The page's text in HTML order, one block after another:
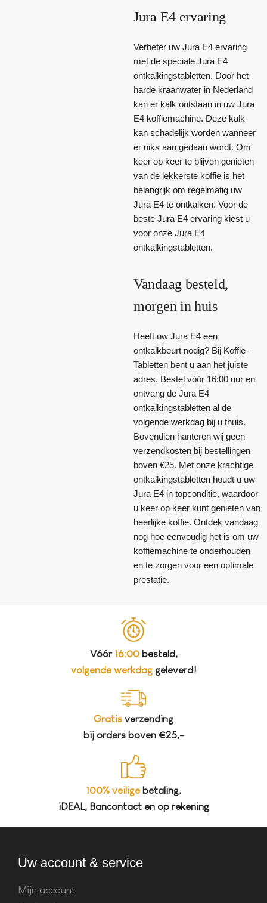
Jura E4 ervaring
Verbeter uw Jura E4 ervaring
met de speciale Jura E4
ontkalkingstabletten. Door het
harde kraanwater in Nederland
kan er kalk ontstaan in uw Jura
E4 koffiemachine. Deze kalk
kan schadelijk worden wanneer
er niks aan gedaan wordt. Om
keer op keer te blijven genieten
van de lekkerste koffie is het
belangrijk om regelmatig uw
Jura E4 te ontkalken. Voor de
beste Jura E4 ervaring kiest u
voor onze Jura E4
ontkalkingstabletten.
Vandaag besteld,
morgen in huis
Heeft uw Jura E4 een
ontkalkbeurt nodig? Bij Koffie-
Tabletten bent u aan het juiste
adres. Bestel vóór 16:00 uur en
ontvang de Jura E4
ontkalkingstabletten al de
volgende werkdag bij u thuis.
Bovendien hanteren wij geen
verzendkosten bij bestellingen
boven €25. Met onze krachtige
ontkalkingstabletten houdt u uw
Jura E4 in topconditie, waardoor
u keer op keer kunt genieten van
heerlijke koffie. Ontdek vandaag
nog hoe eenvoudig het is om uw
koffiemachine te onderhouden
en te zorgen voor een optimale
prestatie.
Vóór 16:00besteld,
volgende werkdaggeleverd!
Gratis verzending
bij orders boven €25,-
100% veiligebetaling,
iDEAL, Bancontact en op rekening
Uw account & service
Mijn account